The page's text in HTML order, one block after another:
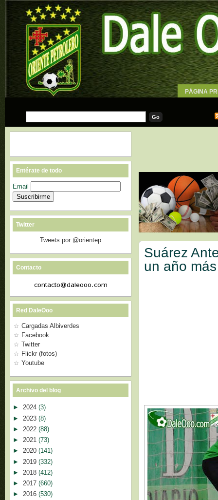
PÁGINA
Suárez
un año
Entérate de todo
Email
Twitter
Tweets por @orientep
Contacto
Red DaleOoo
Cargadas Albiverdes
Facebook
Twitter
Flickr (fotos)
Youtube
Archivo del blog
► 2024 (3)
► 2023 (8)
► 2022 (88)
► 2021 (73)
► 2020 (141)
► 2019 (332)
► 2018 (412)
► 2017 (660)
► 2016 (530)